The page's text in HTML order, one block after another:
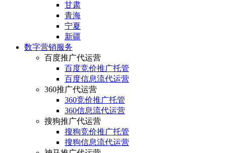
甘肃
青海
宁夏
新疆
数字营销服务
百度推广代运营
百度竞价推广托管
百度信息流代运营
360推广代运营
360竞价推广托管
360信息流代运营
搜狗推广代运营
搜狗竞价推广托管
搜狗信息流代运营